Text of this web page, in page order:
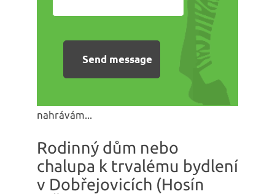
nahrávám...
Rodinný dům nebo
chalupa k trvalému bydlení
v Dobřejovicích (Hosín